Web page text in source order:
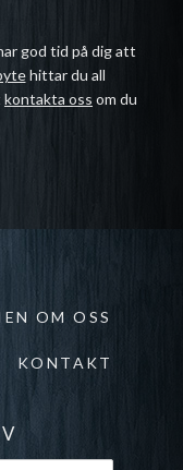
god tid på dig att
hittar du all
kontakta oss om du
OM OSS
KONTAKT